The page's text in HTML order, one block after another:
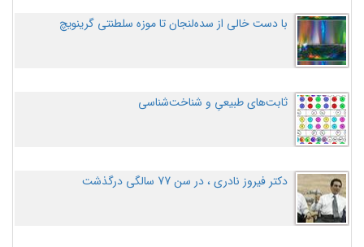
با دست خالی از سده‌لنجان تا موزه سلطنتی گرینویچ
ثابت‌های طبیعیِ و شناخت‌شناسی
دکتر فیروز نادری ، در سن 77 سالگی درگذشت